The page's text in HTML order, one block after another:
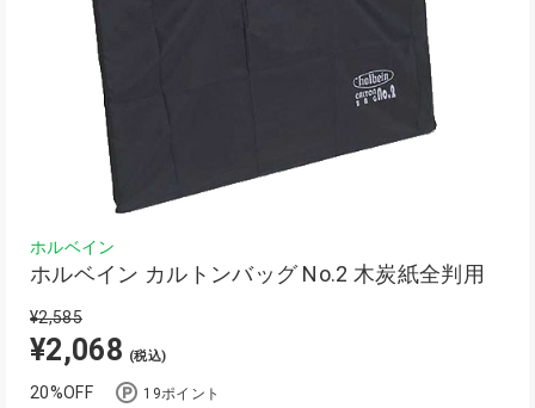
ホルベイン
ホルベイン カルトンバッグ No.2 木炭紙全判用
¥2,585
¥2,068 (税込)
20%OFF 19ポイント